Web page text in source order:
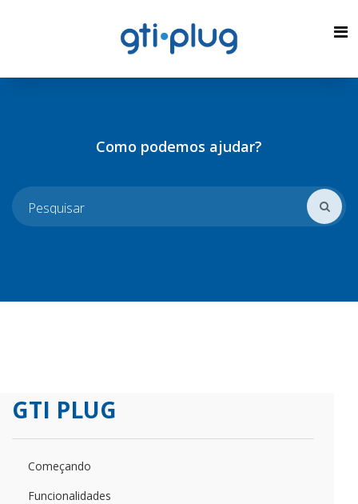
Como podemos ajudar?
GTI PLUG
Começando
Funcionalidades